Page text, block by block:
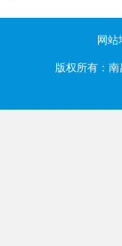
网站
版权所有： 南